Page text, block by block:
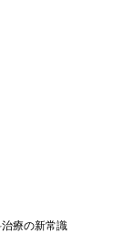
療の新常識